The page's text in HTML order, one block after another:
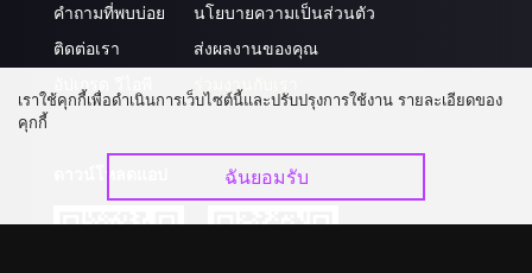
คำถามที่พบบ่อย
ติดต่อเรา
นโยบายความเป็นส่วนตัว
ส่งผลงานของคุณ
เราใช้คุกกี้เพื่อดำเนินการเว็บไซต์นี้และปรับปรุงการใช้งาน รายละเอียดของ
คุกกี้
ฉันยอมรับ